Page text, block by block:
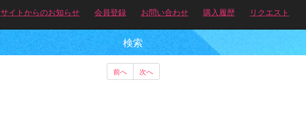
サイトからのお知らせ 会員登録 お問い合わせ 購入履歴 リクエスト
検索
前へ 次へ